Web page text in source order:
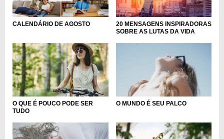
CALENDÁRIO DE AGOSTO
20 MENSAGENS INSPIRADORAS
SOBRE AS LUTAS DA VIDA
O QUE É POUCO PODE SER
TUDO
O MUNDO É SEU PALCO